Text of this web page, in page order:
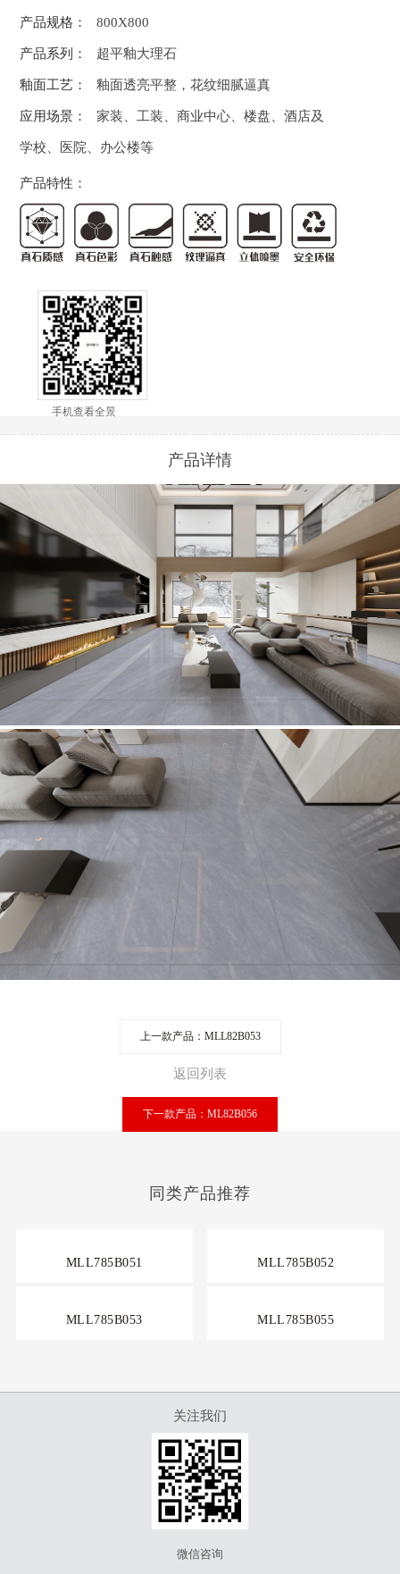
产品规格： 800X800
产品系列： 超平釉大理石
釉面工艺： 釉面透亮平整，花纹细腻逼真
应用场景： 家装、工装、商业中心、楼盘、酒店及
学校、医院、办公楼等
产品特性：
手机查看全景
产品详情
上一款产品：MLL82B053
返回列表
下一款产品：ML82B056
同类产品推荐
MLL785B051 MLL785B052
MLL785B053 MLL785B055
关注我们
微信咨询